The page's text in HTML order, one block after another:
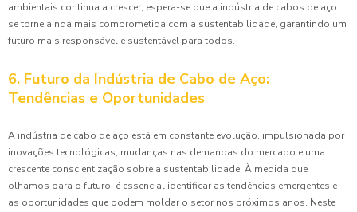
ambientais continua a crescer, espera-se que a indústria de cabos de aço
se torne ainda mais comprometida com a sustentabilidade, garantindo um
futuro mais responsável e sustentável para todos.
6. Futuro da Indústria de Cabo de Aço:
Tendências e Oportunidades
A indústria de cabo de aço está em constante evolução, impulsionada por
inovações tecnológicas, mudanças nas demandas do mercado e uma
crescente conscientização sobre a sustentabilidade. À medida que
olhamos para o futuro, é essencial identificar as tendências emergentes e
as oportunidades que podem moldar o setor nos próximos anos. Neste